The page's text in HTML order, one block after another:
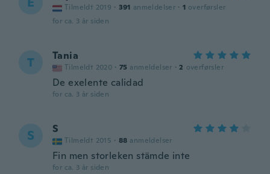
Tilmeldt 2019 · 391 anmeldelser · 1 overførsler
for ca. 3 år siden
T Tania
Tilmeldt 2020 · 75 anmeldelser · 2 overførsler
De exelente calidad
for ca. 3 år siden
S S
Tilmeldt 2015 · 88 anmeldelser
Fin men storleken stämde inte
for ca. 3 år siden